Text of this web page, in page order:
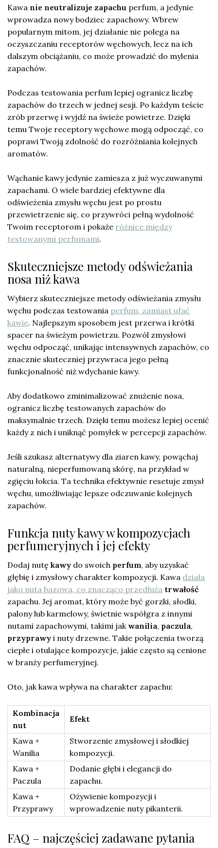
Kawa nie neutralizuje zapachu perfum, a jedynie
wprowadza nowy bodziec zapachowy. Wbrew
popularnym mitom, jej działanie nie polega na
oczyszczaniu receptorów węchowych, lecz na ich
dalszym obciążaniu, co może prowadzić do mylenia
zapachów.
Podczas testowania perfum lepiej ogranicz liczbę
zapachów do trzech w jednej sesji. Po każdym teście
zrób przerwę i wyjdź na świeże powietrze. Dzięki
temu Twoje receptory węchowe mogą odpocząć, co
poprawi Twoją zdolność do rozróżniania kolejnych
aromatów.
Wąchanie kawy jedynie zamiesza z już wyczuwanymi
zapachami. O wiele bardziej efektywne dla
odświeżenia zmysłu węchu jest po prostu
przewietrzenie się, co przywróci pełną wydolność
Twoim receptorom i pokaże różnice między
testowanymi perfumami.
Skuteczniejsze metody odświeżania
nosa niż kawa
Wybierz skuteczniejsze metody odświeżania zmysłu
węchu podczas testowania perfum, zamiast ufać
kawie. Najlepszym sposobem jest przerwa i krótki
spacer na świeżym powietrzu. Pozwól zmysłowi
węchu odpocząć, unikając intensywnych zapachów, co
znacznie skuteczniej przywraca jego pełną
funkcjonalność niż wdychanie kawy.
Aby dodatkowo zminimalizować znużenie nosa,
ogranicz liczbę testowanych zapachów do
maksymalnie trzech. Dzięki temu możesz lepiej ocenić
każdy z nich i uniknąć pomyłek w percepcji zapachów.
Jeśli szukasz alternatywy dla ziaren kawy, powąchaj
naturalną, nieperfumowaną skórę, na przykład w
zgięciu łokcia. Ta technika efektywnie resetuje zmysł
węchu, umożliwiając lepsze odczuwanie kolejnych
zapachów.
Funkcja nuty kawy w kompozycjach
perfumeryjnych i jej efekty
Dodaj nutę kawy do swoich perfum, aby uzyskać
głębię i zmysłowy charakter kompozycji. Kawa działa
jako nuta bazowa, co znacząco przedłuża trwałość
zapachu. Jej aromat, który może być gorzki, słodki,
palony lub karmelowy, świetnie współgra z innymi
nutami zapachowymi, takimi jak wanilia, paczula,
przyprawy i nuty drzewne. Takie połączenia tworzą
ciepłe i otulające kompozycje, jakie często są cenione
w branży perfumeryjnej.
Oto, jak kawa wpływa na charakter zapachu:
Kombinacja
nut
Efekt
Kawa +
Wanilia
Stworzenie zmysłowej i słodkiej
kompozycji.
Kawa +
Paczula
Dodanie głębi i elegancji do
zapachu.
Kawa +
Przyprawy
Ożywienie kompozycji i
wprowadzenie nuty pikanterii.
FAQ – najczęściej zadawane pytania